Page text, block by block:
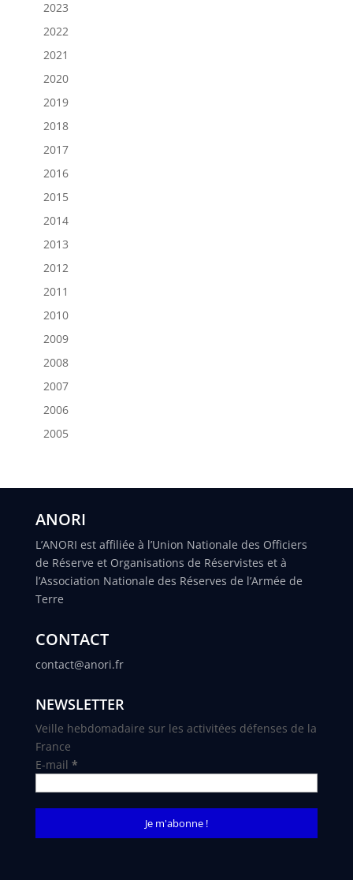
2023
2022
2021
2020
2019
2018
2017
2016
2015
2014
2013
2012
2011
2010
2009
2008
2007
2006
2005
ANORI
L’ANORI est affiliée à l’Union Nationale des Officiers
de Réserve et Organisations de Réservistes et à
l’Association Nationale des Réserves de l’Armée de
Terre
CONTACT
contact@anori.fr
NEWSLETTER
Veille hebdomadaire sur les activitées défenses de la
France
E-mail *